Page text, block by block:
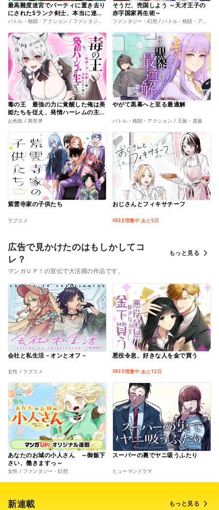
最高難度迷宮でパーティに置き去り
にされたSランク剣士、本当に迷い
まくって誰も知らない最深部へ ～
思う～
バトル・格闘・アクション / ファンタジー・幻想
そうだ、売国しよう ～天才王子の
赤字国家再生術～
ファンタジー・幻想 / バトル・格闘・アクション
毒の王 最強の力に覚醒した俺は美
姫たちを従え、発情ハーレムの主と
なる
お色気 / 異世界
やがて黒幕へと至る最適解
バトル・格闘・アクション / 王族・貴族
紫雲寺家の子供たち
ラブコメ
おじさんとフィキサチーフ
FREE増量中:あと5日
広告で見かけたのはもしかしてコ
レ？
もっと見る
マンガＵＰ！の宣伝で大活躍の作品です。
会社と私生活－オンとオフ－
女性 / ラブコメ
悪役令息、好きな人を金で買う
FREE増量中:あと12日
あなたのお城の小人さん ～御飯下
さい、働きますっ～
女性 / ファンタジー・幻想
スーパーの裏でヤニ吸うふたり
ヒューマンドラマ
新連載 もっと見る